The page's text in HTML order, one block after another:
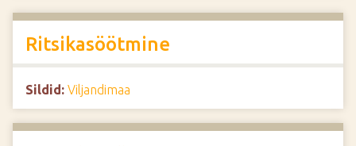
Ritsikasöötmine
Sildid: Viljandimaa